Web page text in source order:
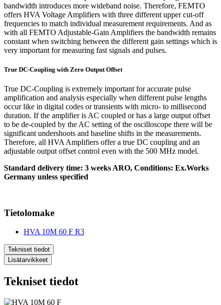
bandwidth introduces more wideband noise. Therefore, FEMTO
offers HVA Voltage Amplifiers with three different upper cut-off
frequencies to match individual measurement requirements. And as
with all FEMTO Adjustable-Gain Amplifiers the bandwidth remains
constant when switching between the different gain settings which is
very important for measuring fast signals and pulses.
True DC-Coupling with Zero Output Offset
True DC-Coupling is extremely important for accurate pulse
amplification and analysis especially when different pulse lengths
occur like in digital codes or transients with micro- to millisecond
duration. If the amplifier is AC coupled or has a large output offset
to be de-coupled by the AC setting of the oscilloscope there will be
significant undershoots and baseline shifts in the measurements.
Therefore, all HVA Amplifiers offer a true DC coupling and an
adjustable output offset control even with the 500 MHz model.
Standard delivery time: 3 weeks ARO, Conditions: Ex.Works
Germany unless specified
Tietolomake
HVA 10M 60 F R3
Tekniset tiedot
Lisätarvikkeet
Tekniset tiedot